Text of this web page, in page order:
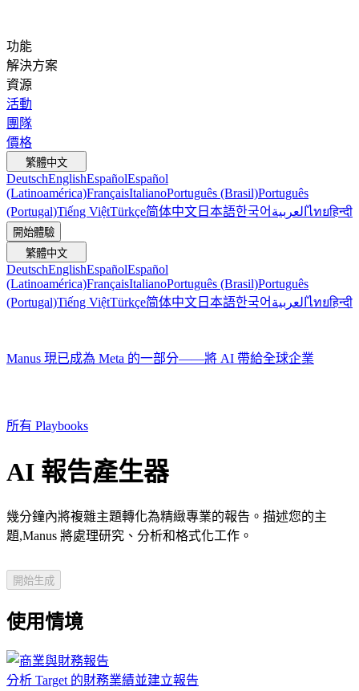
功能
解決方案
資源
活動
團隊
價格
繁體中文
DeutschEnglishEspañolEspañol
(Latinoamérica)FrançaisItalianoPortuguês (Brasil)Português
(Portugal)Tiếng ViệtTürkçe简体中文 日本語한국어 العربيةไทยहिन्दी
開始體驗
繁體中文
DeutschEnglishEspañolEspañol
(Latinoamérica)FrançaisItalianoPortuguês (Brasil)Português
(Portugal)Tiếng ViệtTürkçe简体中文 日本語한국어 العربيةไทยहिन्दी
Manus 現已成為 Meta 的一部分——將 AI 帶給全球企業
所有 Playbooks
AI 報告產生器
幾分鐘內將複雜主題轉化為精緻專業的報告。描述您的主
題,Manus 將處理研究、分析和格式化工作。
開始生成
使用情境
分析 Target 的財務業績並建立報告